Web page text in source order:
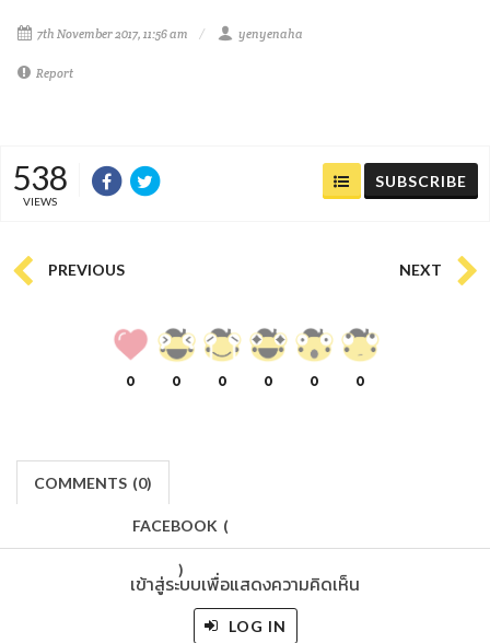
7th November 2017, 11:56 am yenyenaha
Report
538
VIEWS
SUBSCRIBE
PREVIOUS NEXT
0 0 0 0 0 0
COMMENTS (0)
FACEBOOK (
)
เข้าสู่ระบบเพื่อแสดงความคิดเห็น
LOG IN